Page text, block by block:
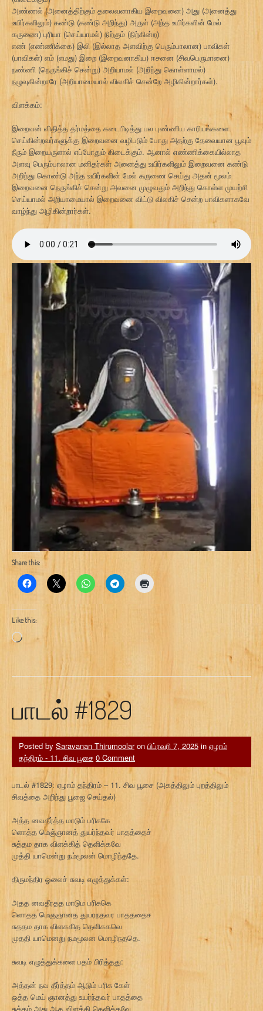
அண்ணல் (அனைத்திற்கும் தலைவனாகிய இறைவனை) அது (அனைத்து
உயிர்களிலும்) கண்டு (கண்டு அறிந்து) அருள் (அந்த உயிர்களின் மேல்
கருணை) புரியா (செய்யாமல்) நிற்கும் (நிற்கின்ற)
எண் (எண்ணிக்கை) இலி (இல்லாத அளவிற்கு பெரும்பாலான) பாவிகள்
(பாவிகள்) எம் (எமது) இறை (இறைவனாகிய) ஈசனை (சிவபெருமானை)
நண்ணி (நெருங்கிச் சென்று) அறியாமல் (அறிந்து கொள்ளாமல்)
நழுவுகின்றாரே (அறியாமையால் விலகிச் சென்றே அழிகின்றார்கள்).
விளக்கம்:
இறைவன் விதித்த தர்மத்தை கடைபிடித்து பல புண்ணிய காரியங்களை
செய்கின்றவர்களுக்கு இறைவனை வழிபடும் போது அதற்கு தேவையான பூவும்
நீரும் இறையருளால் எப்போதும் கிடைக்கும். ஆனால் எண்ணிக்கையில்லாத
அளவு பெரும்பாலான மனிதர்கள் அனைத்து உயிர்களிலும் இறைவனை கண்டு
அறிந்து கொண்டு அந்த உயிர்களின் மேல் கருணை செய்து அதன் மூலம்
இறைவனை நெருங்கிச் சென்று அவனை முழுவதும் அறிந்து கொள்ள முயற்சி
செய்யாமல் அறியாமையால் இறைவனை விட்டு விலகிச் சென்ற பாவிகளாகவே
வாழ்ந்து அழிகின்றார்கள்.
Share this:
Like this:
Loading…
பாடல் #1829
Posted by Saravanan Thirumoolaron பிப்ரவரி 7, 2025 in ஏழாம்
தந்திரம் - 11. சிவ பூசை 0 Comment
பாடல் #1829: ஏழாம் தந்திரம் – 11. சிவ பூசை (அகத்திலும் புறத்திலும்
சிவத்தை அறிந்து பூஜை செய்தல்)
அத்த னவதீர்த்த மாடும் பரிசுகே
ளொத்த மெஞ்ஞானத் துயர்ந்தவர் பாதத்தைச்
சுத்தம தாக விளக்கித் தெளிக்கவே
முத்தி யாமென்று நம்மூலன் மொழிந்ததே.
திருமந்திர ஓலைச் சுவடி எழுத்துக்கள்:
அதத னவதீரதத மாடும பரிசுகெ
ளொதத மெஞஞானத துயரநதவர பாதததைச
சுததம தாக விளககித தெளிககவெ
முததி யாமெனறு நமமூலன மொழிநததெ.
சுவடி எழுத்துக்களை பதம் பிரித்தது:
அத்தன் நவ தீர்த்தம் ஆடும் பரிசு கேள்
ஒத்த மெய் ஞானத்து உயர்ந்தவர் பாதத்தை
சுத்தம் அது ஆக விளக்கி தெளிக்கவே